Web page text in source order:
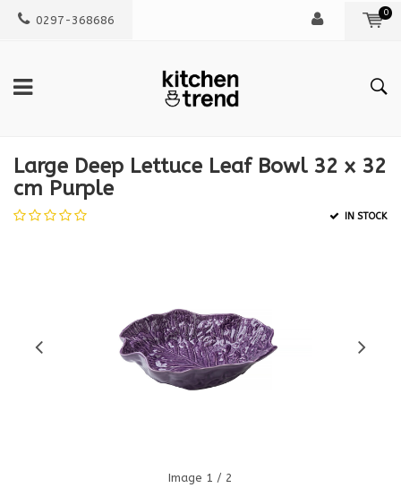
0297-368686
0
Large Deep Lettuce Leaf Bowl 32 x 32
cm Purple
IN STOCK
Image 1 / 2